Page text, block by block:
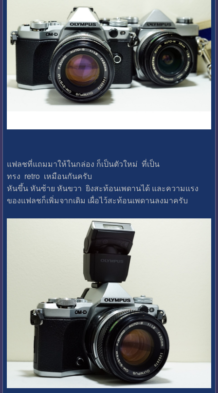
แฟลชที่แถมมาให้ในกล่อง ก็เป็นตัวใหม่ ที่เป็น
ทรง retro เหมือนกันครับ
หันขึ้น หันซ้าย หันขวา ยิงสะท้อนเพดานได้ และความแรง
ของแฟลชก็เพิ่มจากเดิม เผื่อไว้สะท้อนเพดานลงมาครับ